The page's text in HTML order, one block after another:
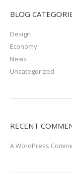
BLOG
Design
Economy
News
Uncategorized
RECENT
A WordPress